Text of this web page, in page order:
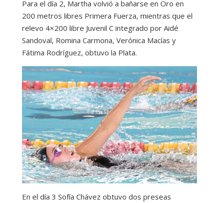
Para el día 2, Martha volvió a bañarse en Oro en
200 metros libres Primera Fuerza, mientras que el
relevo 4×200 libre Juvenil C integrado por Aidé
Sandoval, Romina Carmona, Verónica Macías y
Fátima Rodríguez, obtuvo la Plata.
En el día 3 Sofía Chávez obtuvo dos preseas